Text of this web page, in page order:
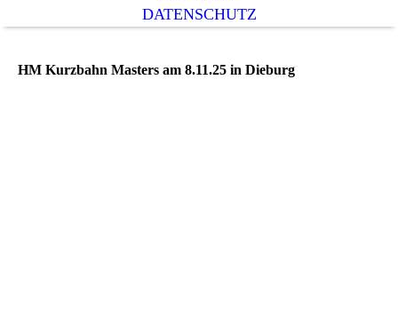
DATENSCHUTZ
HM Kurzbahn Masters am 8.11.25 in Dieburg